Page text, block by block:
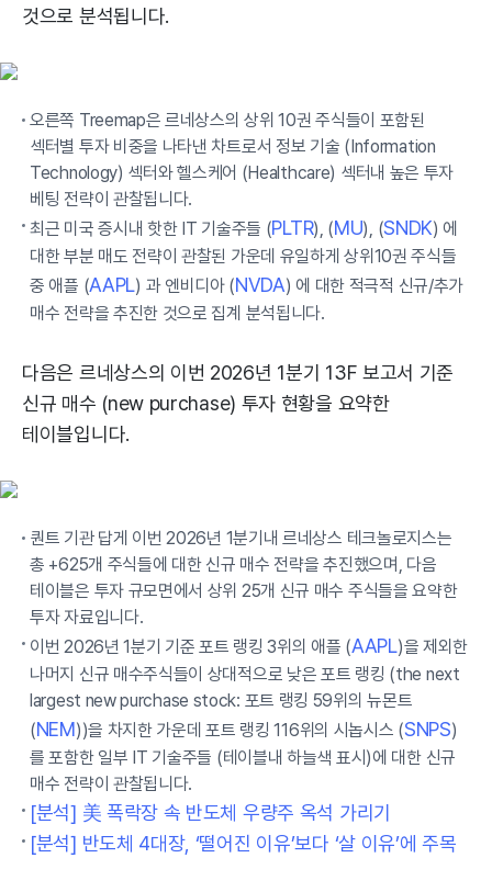
것으로 분석됩니다.
오른쪽 Treemap은 르네상스의 상위 10권 주식들이 포함된
섹터별 투자 비중을 나타낸 차트로서 정보 기술 (Information
Technology) 섹터와 헬스케어 (Healthcare) 섹터내 높은 투자
베팅 전략이 관찰됩니다.
최근 미국 증시내 핫한 IT 기술주들 (PLTR), (MU), (SNDK) 에
대한 부분 매도 전략이 관찰된 가운데 유일하게 상위10권 주식들
중 애플 (AAPL) 과 엔비디아 (NVDA) 에 대한 적극적 신규/추가
매수 전략을 추진한 것으로 집계 분석됩니다.
다음은 르네상스의 이번 2026년 1분기 13F 보고서 기준
신규 매수 (new purchase) 투자 현황을 요약한
테이블입니다.
퀀트 기관 답게 이번 2026년 1분기내 르네상스 테크놀로지스는
총 +625개 주식들에 대한 신규 매수 전략을 추진했으며, 다음
테이블은 투자 규모면에서 상위 25개 신규 매수 주식들을 요약한
투자 자료입니다.
이번 2026년 1분기 기준 포트 랭킹 3위의 애플 (AAPL)을 제외한
나머지 신규 매수주식들이 상대적으로 낮은 포트 랭킹 (the next
largest new purchase stock: 포트 랭킹 59위의 뉴몬트
(NEM))을 차지한 가운데 포트 랭킹 116위의 시놉시스 (SNPS)
를 포함한 일부 IT 기술주들 (테이블내 하늘색 표시)에 대한 신규
매수 전략이 관찰됩니다.
[분석] 美 폭락장 속 반도체 우량주 옥석 가리기
[분석] 반도체 4대장, ‘떨어진 이유’보다 ‘살 이유’에 주목